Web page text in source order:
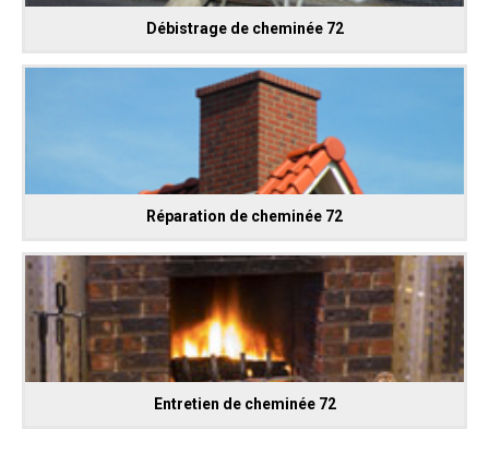
Débistrage de cheminée 72
Réparation de cheminée 72
Entretien de cheminée 72